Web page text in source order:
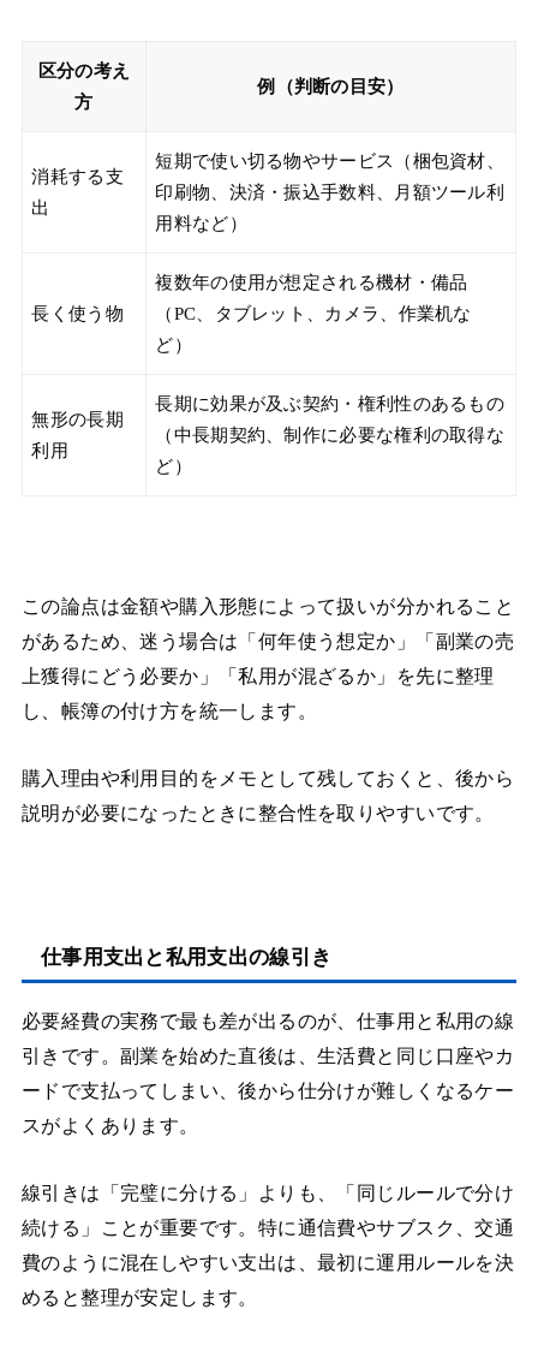
区分の考え
方
例（判断の目安）
消耗する支
出
短期で使い切る物やサービス（梱包資材、
印刷物、決済・振込手数料、月額ツール利
用料など）
長く使う物
複数年の使用が想定される機材・備品
（PC、タブレット、カメラ、作業机な
ど）
無形の長期
利用
長期に効果が及ぶ契約・権利性のあるもの
（中長期契約、制作に必要な権利の取得な
ど）
この論点は金額や購入形態によって扱いが分かれること
があるため、迷う場合は「何年使う想定か」「副業の売
上獲得にどう必要か」「私用が混ざるか」を先に整理
し、帳簿の付け方を統一します。
購入理由や利用目的をメモとして残しておくと、後から
説明が必要になったときに整合性を取りやすいです。
仕事用支出と私用支出の線引き
必要経費の実務で最も差が出るのが、仕事用と私用の線
引きです。副業を始めた直後は、生活費と同じ口座やカ
ードで支払ってしまい、後から仕分けが難しくなるケー
スがよくあります。
線引きは「完璧に分ける」よりも、「同じルールで分け
続ける」ことが重要です。特に通信費やサブスク、交通
費のように混在しやすい支出は、最初に運用ルールを決
めると整理が安定します。